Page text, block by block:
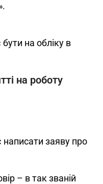
на обліку в
на роботу
написати заяву про
– в так званій